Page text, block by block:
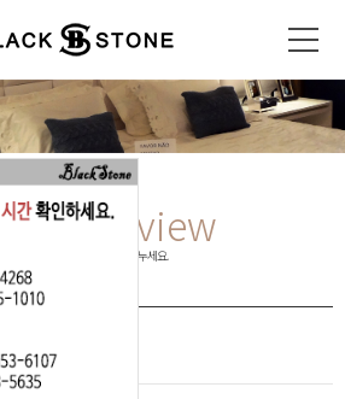
Review
했던 추억을 다른 분들과 함께 나누세요.